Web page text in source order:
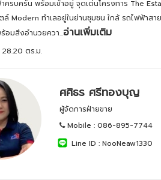
าครบครัน พร้อมเข้าอยู่ จุดเด่นโครงการ The
Modern ทำเลอยู่ในย่านชุมชน ใกล้ รถไฟฟ้าส
อมสิ่งอำนวยควา...อ่านเพิ่มเติม
28.20 ตร.ม.
ศศิธร ศรีทองบุญ
ผู้จัดการฝ่ายขาย
Mobile :086-895-7744
Line ID :NooNeaw1330